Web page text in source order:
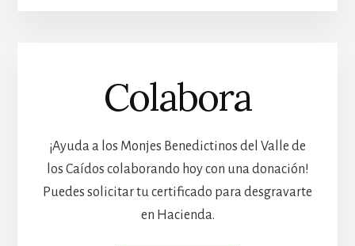
Colabora
¡Ayuda a los Monjes Benedictinos del Valle de
los Caídos colaborando hoy con una donación!
Puedes solicitar tu certificado para desgravarte
en Hacienda.